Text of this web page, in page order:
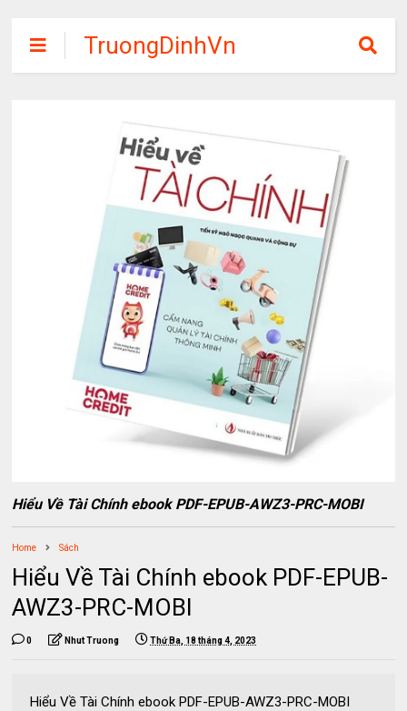
TruongDinhVn
Chia sẽ ebook,
phần mềm học
tập miễn phí
Hiểu Về Tài Chính ebook PDF-EPUB-AWZ3-PRC-MOBI
Home Sách
Hiểu Về Tài Chính ebook PDF-EPUB-
AWZ3-PRC-MOBI
0 Nhut Truong Thứ Ba, 18 tháng 4, 2023
Hiểu Về Tài Chính ebook PDF-EPUB-AWZ3-PRC-MOBI